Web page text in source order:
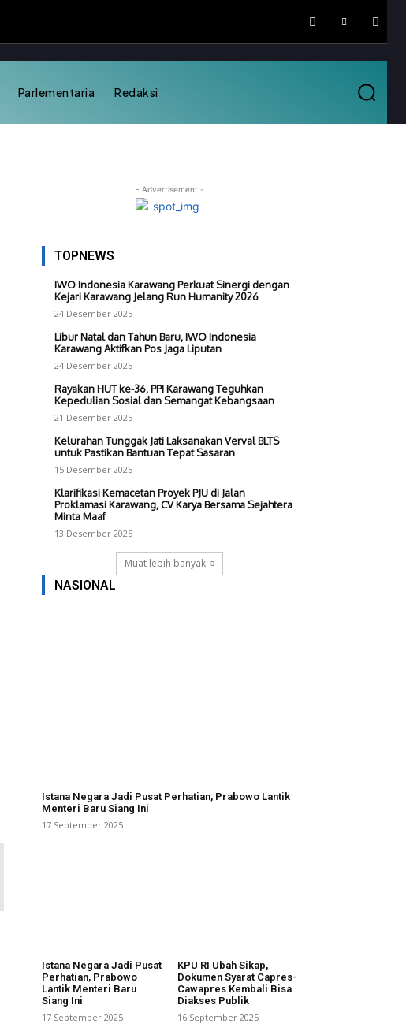
Parlementaria Redaksi
- Advertisement -
TOPNEWS
IWO Indonesia Karawang Perkuat Sinergi dengan
Kejari Karawang Jelang Run Humanity 2026
24 Desember 2025
Libur Natal dan Tahun Baru, IWO Indonesia
Karawang Aktifkan Pos Jaga Liputan
24 Desember 2025
Rayakan HUT ke-36, PPI Karawang Teguhkan
Kepedulian Sosial dan Semangat Kebangsaan
21 Desember 2025
Kelurahan Tunggak Jati Laksanakan Verval BLTS
untuk Pastikan Bantuan Tepat Sasaran
15 Desember 2025
Klarifikasi Kemacetan Proyek PJU di Jalan
Proklamasi Karawang, CV Karya Bersama Sejahtera
Minta Maaf
13 Desember 2025
Muat lebih banyak
NASIONAL
Istana Negara Jadi Pusat Perhatian, Prabowo Lantik
Menteri Baru Siang Ini
17 September 2025
Istana Negara Jadi Pusat
Perhatian, Prabowo
Lantik Menteri Baru
Siang Ini
17 September 2025
KPU RI Ubah Sikap,
Dokumen Syarat Capres-
Cawapres Kembali Bisa
Diakses Publik
16 September 2025